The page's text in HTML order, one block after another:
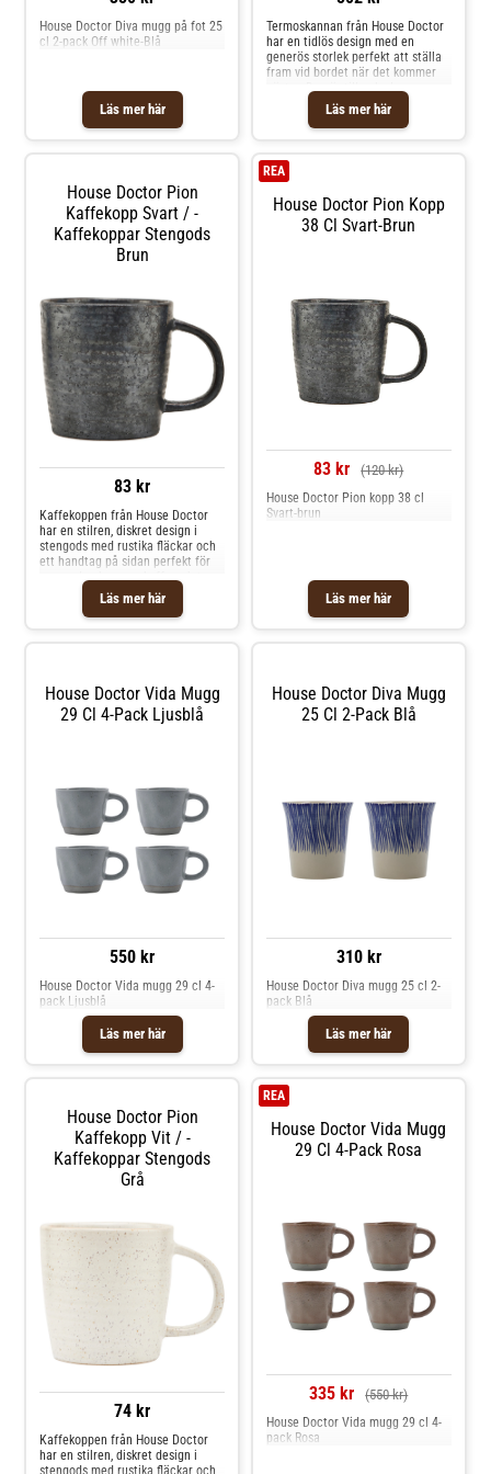
Läs mer här
House Doctor Diva mugg på fot 25
cl 2-pack Off white-Blå
Läs mer här
Termoskannan från House Doctor
har en tidlös design med en
generös storlek perfekt att ställa
fram vid bordet när det kommer
gäster. Den är tillverkad av
rostfritt stål med ett bekvämt
handtag i björk. Smälter elegant
in med olika inredningsstilar. Om
Perfekt för varma drycker som
kaffe och te.- Termoskannan
kommer i 3 olika färger.- Tidlös
design. Skötselråd för
termoskannan- Handdisk
House Doctor Pion
Kaffekopp Svart / -
Kaffekoppar Stengods
Brun
83 kr
Läs mer här
Kaffekoppen från House Doctor
har en stilren, diskret design i
stengods med rustika fläckar och
ett handtag på sidan perfekt för
Kombinera med andra delar i
serien och skapa din personliga
look. Varje artikel är unik och kan
av stengods.- Rustika fläckar.-
Handtag på sidan.- Höjd: 90 mm.-
Diameter: 90 mm. Skötselråd för
House Doctor Pion Kopp
38 Cl Svart-Brun
REA
83 kr (120 kr)
Läs mer här
House Doctor Pion kopp 38 cl
Svart-brun
House Doctor Vida Mugg
29 Cl 4-Pack Ljusblå
550 kr
Läs mer här
House Doctor Vida mugg 29 cl 4-
pack Ljusblå
House Doctor Diva Mugg
25 Cl 2-Pack Blå
310 kr
Läs mer här
House Doctor Diva mugg 25 cl 2-
pack Blå
House Doctor Pion
Kaffekopp Vit / -
Kaffekoppar Stengods
Grå
74 kr
Kaffekoppen från House Doctor
har en stilren, diskret design i
stengods med rustika fläckar och
House Doctor Vida Mugg
29 Cl 4-Pack Rosa
REA
335 kr (550 kr)
House Doctor Vida mugg 29 cl 4-
pack Rosa